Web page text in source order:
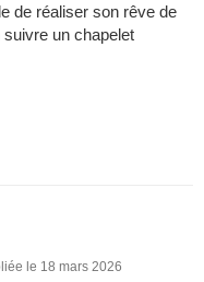
de réaliser son rêve de
un chapelet
le 18 mars 2026